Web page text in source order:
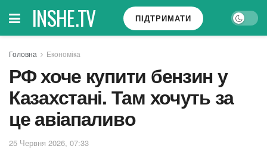
INSHE.TV ПІДТРИМАТИ
Головна Економіка
РФ хоче купити бензин у
Казахстані. Там хочуть за
це авіапаливо
25 Червня 2026, 07:33